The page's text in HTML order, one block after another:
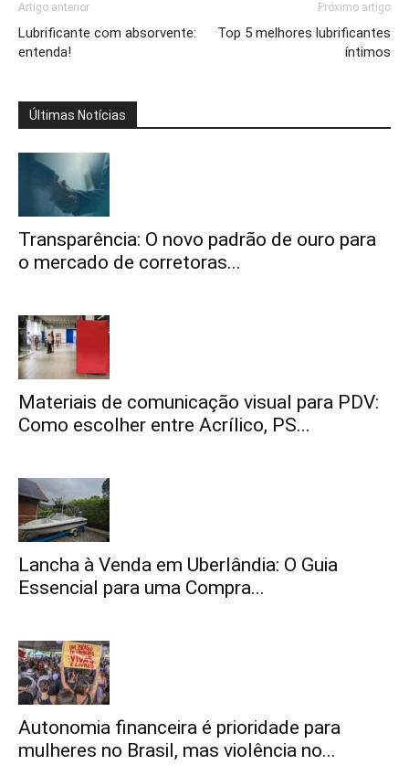
Artigo anterior
Lubrificante com absorvente:
entenda!
Próximo artigo
Top 5 melhores lubrificantes
íntimos
Últimas Notícias
Transparência: O novo padrão de ouro para
o mercado de corretoras...
Materiais de comunicação visual para PDV:
Como escolher entre Acrílico, PS...
Lancha à Venda em Uberlândia: O Guia
Essencial para uma Compra...
Autonomia financeira é prioridade para
mulheres no Brasil, mas violência no...